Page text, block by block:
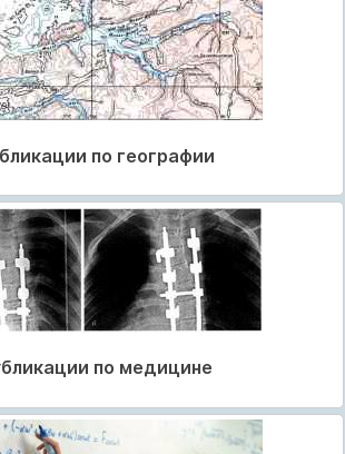
по географии
по медицине